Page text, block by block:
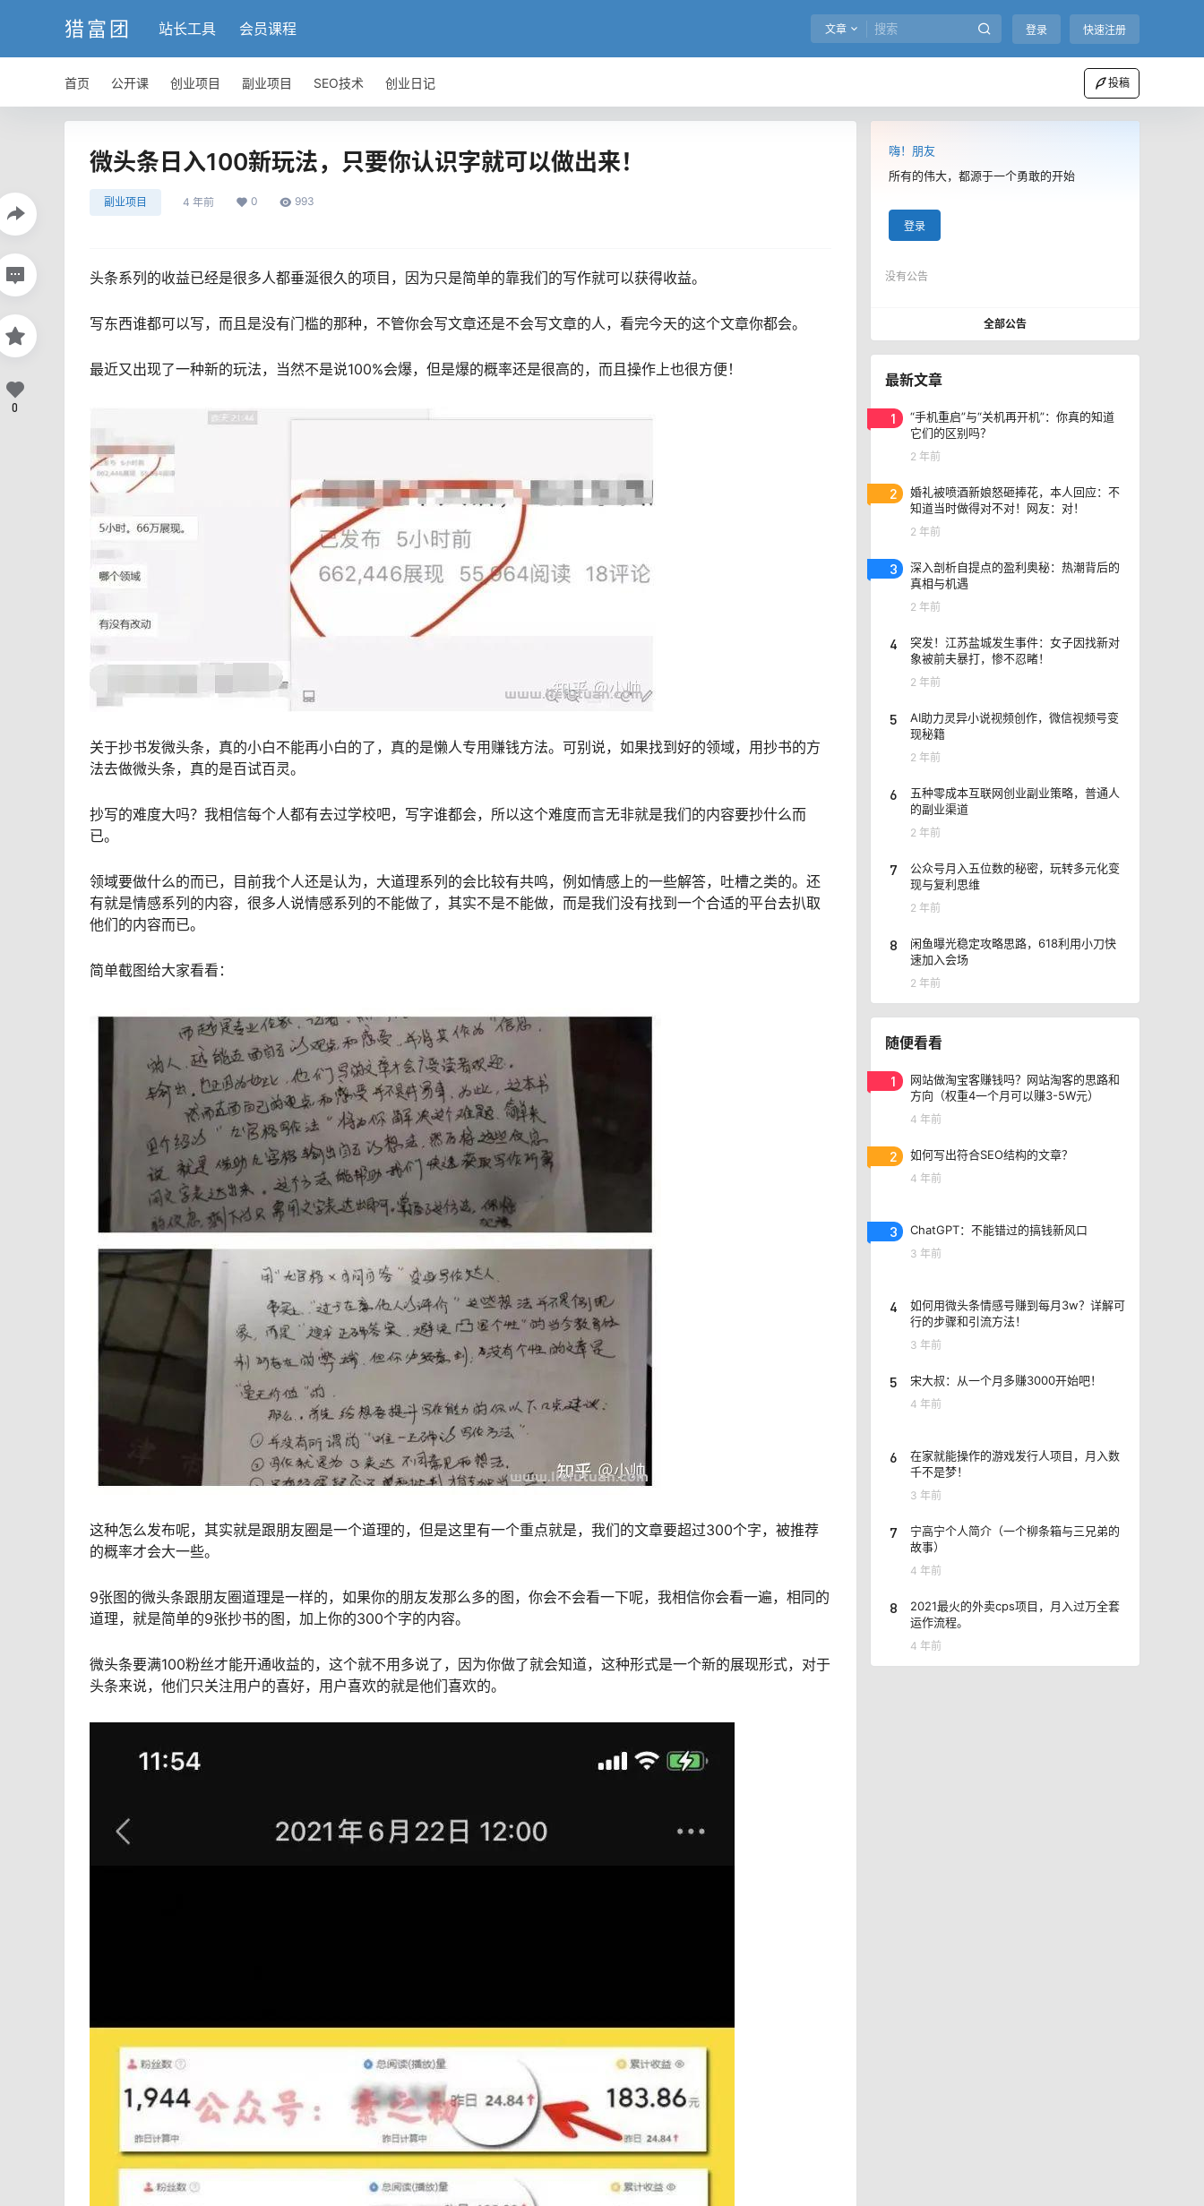
猎富团 站长工具 会员课程 文章 登录 快速注册
首页 公开课 创业项目 副业项目 SEO技术 创业日记 投稿
微头条日入100新玩法，只要你认识字就可以做出来！
副业项目 4 年前 0 993
头条系列的收益已经是很多人都垂涎很久的项目，因为只是简单的靠我们的写作就可以获得收益。
写东西谁都可以写，而且是没有门槛的那种，不管你会写文章还是不会写文章的人，看完今天的这个文章你都会。
最近又出现了一种新的玩法，当然不是说100%会爆，但是爆的概率还是很高的，而且操作上也很方便！
关于抄书发微头条，真的小白不能再小白的了，真的是懒人专用赚钱方法。可别说，如果找到好的领域，用抄书的方
法去做微头条，真的是百试百灵。
抄写的难度大吗？我相信每个人都有去过学校吧，写字谁都会，所以这个难度而言无非就是我们的内容要抄什么而
已。
领域要做什么的而已，目前我个人还是认为，大道理系列的会比较有共鸣，例如情感上的一些解答，吐槽之类的。还
有就是情感系列的内容，很多人说情感系列的不能做了，其实不是不能做，而是我们没有找到一个合适的平台去扒取
他们的内容而已。
简单截图给大家看看：
这种怎么发布呢，其实就是跟朋友圈是一个道理的，但是这里有一个重点就是，我们的文章要超过300个字，被推荐
的概率才会大一些。
9张图的微头条跟朋友圈道理是一样的，如果你的朋友发那么多的图，你会不会看一下呢，我相信你会看一遍，相同的
道理，就是简单的9张抄书的图，加上你的300个字的内容。
微头条要满100粉丝才能开通收益的，这个就不用多说了，因为你做了就会知道，这种形式是一个新的展现形式，对于
头条来说，他们只关注用户的喜好，用户喜欢的就是他们喜欢的。
0
嗨！朋友
所有的伟大，都源于一个勇敢的开始
登录
没有公告
全部公告
最新文章
1
“手机重启”与“关机再开机”：你真的知道
它们的区别吗？
2 年前
2
婚礼被喷酒新娘怒砸捧花，本人回应：不
知道当时做得对不对！网友：对！
2 年前
3
深入剖析自提点的盈利奥秘：热潮背后的
真相与机遇
2 年前
4
突发！江苏盐城发生事件：女子因找新对
象被前夫暴打，惨不忍睹！
2 年前
5
AI助力灵异小说视频创作，微信视频号变
现秘籍
2 年前
6
五种零成本互联网创业副业策略，普通人
的副业渠道
2 年前
7
公众号月入五位数的秘密，玩转多元化变
现与复利思维
2 年前
8
闲鱼曝光稳定攻略思路，618利用小刀快
速加入会场
2 年前
随便看看
1
网站做淘宝客赚钱吗？网站淘客的思路和
方向（权重4一个月可以赚3-5W元）
4 年前
2 如何写出符合SEO结构的文章？
4 年前
3 ChatGPT：不能错过的搞钱新风口
3 年前
4
如何用微头条情感号赚到每月3w？详解可
行的步骤和引流方法！
3 年前
5 宋大叔：从一个月多赚3000开始吧！
4 年前
6
在家就能操作的游戏发行人项目，月入数
千不是梦！
3 年前
7
宁高宁个人简介（一个柳条箱与三兄弟的
故事）
4 年前
8
2021最火的外卖cps项目，月入过万全套
运作流程。
4 年前